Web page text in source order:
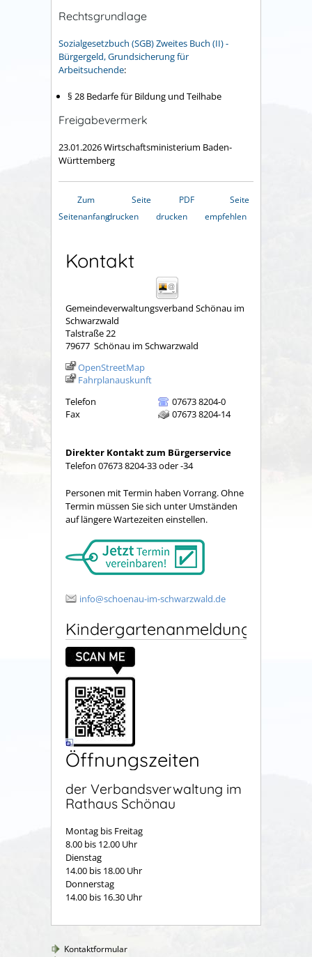
Rechtsgrundlage
Sozialgesetzbuch (SGB) Zweites Buch (II) -
Bürgergeld, Grundsicherung für
Arbeitsuchende:
§ 28 Bedarfe für Bildung und Teilhabe
Freigabevermerk
23.01.2026 Wirtschaftsministerium Baden-
Württemberg
Zum
Seitenanfang
Seite
drucken
PDF
drucken
Seite
empfehlen
Kontakt
Gemeindeverwaltungsverband Schönau im
Schwarzwald
Talstraße 22
79677 Schönau im Schwarzwald
OpenStreetMap
Fahrplanauskunft
Telefon
07673 8204-0
Fax
07673 8204-14
Direkter Kontakt zum Bürgerservice
Telefon 07673 8204-33 oder -34
Personen mit Termin haben Vorrang. Ohne
Termin müssen Sie sich unter Umständen
auf längere Wartezeiten einstellen.
info@schoenau-im-schwarzwald.de
Kindergartenanmeldung
Öffnungszeiten
der Verbandsverwaltung im
Rathaus Schönau
Montag bis Freitag
8.00 bis 12.00 Uhr
Dienstag
14.00 bis 18.00 Uhr
Donnerstag
14.00 bis 16.30 Uhr
Kontaktformular